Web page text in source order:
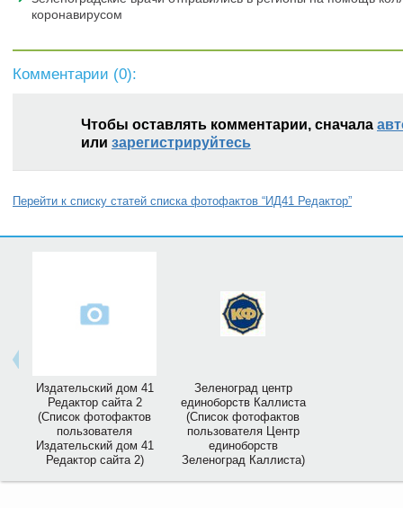
коронавирусом
Комментарии (0):
Чтобы оставлять комментарии, сначала
или зарегистрируйтесь
Перейти к списку статей списка фотофактов “ИД41 Редактор”
Издательский дом 41
Редактор сайта 2
(Список фотофактов
пользователя
Издательский дом 41
Редактор сайта 2)
Зеленоград центр
единоборств Каллиста
(Список фотофактов
пользователя Центр
единоборств
Зеленоград Каллиста)